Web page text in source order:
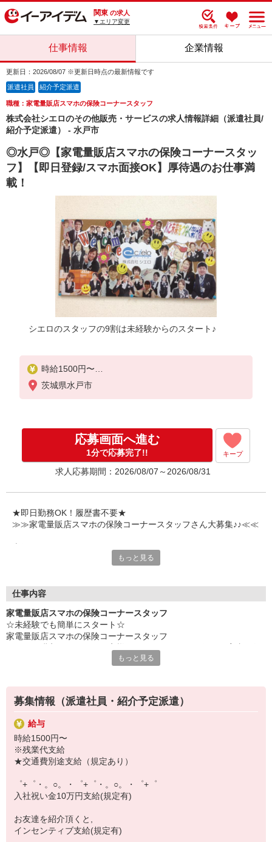
関東 の求人
▼エリア変更
仕事情報 企業情報
更新日：2026/08/07 ※更新日時点の最新情報です
派遣社員 紹介予定派遣
職種：家電量販店スマホの保険コーナースタッフ
株式会社シエロのその他販売・サービスの求人情報詳細（派遣社員/
紹介予定派遣） - 水戸市
◎水戸◎【家電量販店スマホの保険コーナースタッ
フ】【即日登録/スマホ面接OK】厚待遇のお仕事満
載！
シエロのスタッフの9割は未経験からのスタート♪
時給1500円〜
※残業代支給
★交通費別途支給（規定あり）
入社祝い金10万円支給(規定有)
お友達を紹介頂くと,
インセンティブ支給(規定有)
゜・。○。・゜+゜・。○。・゜+゜
茨城県水戸市
応募画面へ進む
1分で応募完了!! キープ
求人応募期間：2026/08/07～2026/08/31
★即日勤務OK！履歴書不要★
≫≫家電量販店スマホの保険コーナースタッフさん大募集♪♪≪≪
職場での不安や悩み事があれば
充実の福利厚生、各種施設利用の特典など、
お仕事以外も充実させたいあなたの味方です♪
【選べるお仕事いろいろ】
▼工場・製造・軽作業系
機械/食品製造・梱包・仕分け・加工・組立・検査
▼美容系
眉毛サロンのアイブロウ・ネイリスト・エステ
▼営業・販売
法人営業・アパレル販売・個別指導塾・人材紹介
▼人気案件も多数♪
短期・期間限定・オープニング・官公庁案件
上場/優良/大手企業など
【スマホ面接実施中】
￣￣￣￣￣￣￣￣￣
自宅に居ながらスマホでカンタン面接OK！
オンライン面談なのでスピード対応。
もっと見る
仕事内容
家電量販店スマホの保険コーナースタッフ
☆未経験でも簡単にスタート☆
家電量販店スマホの保険コーナースタッフ
い！
もっと見る
募集情報（派遣社員・紹介予定派遣）
給与
時給1500円〜
※残業代支給
★交通費別途支給（規定あり）
゜+゜・。○。・゜+゜・。○。・゜+゜
入社祝い金10万円支給(規定有)
お友達を紹介頂くと,
インセンティブ支給(規定有)